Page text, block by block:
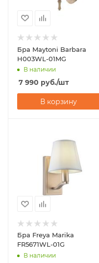
Бра Maytoni Barbara
H003WL-01MG
В наличии
7 990 руб./шт
В корзину
Бра Freya Marika
FR5671WL-01G
В наличии